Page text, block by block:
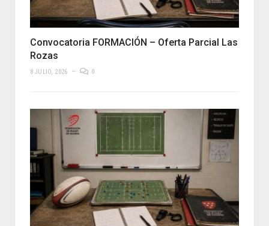
Convocatoria FORMACIÓN – Oferta Parcial Las
Rozas
8 JULIO, 2026 0